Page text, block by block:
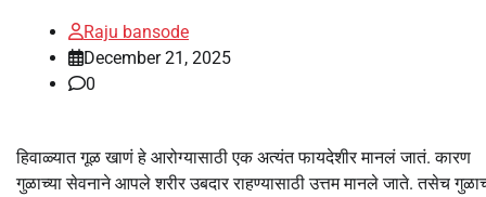
Raju bansode
December 21, 2025
0
हिवाळ्यात गूळ खाणं हे आरोग्यासाठी एक अत्यंत फायदेशीर मानलं जातं. कारण
गुळाच्या सेवनाने आपले शरीर उबदार राहण्यासाठी उत्तम मानले जाते. तसेच